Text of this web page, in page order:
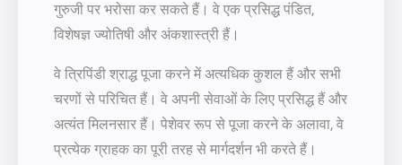
गुरुजी पर भरोसा कर सकते हैं। वे एक प्रसिद्ध पंडित,
विशेषज्ञ ज्योतिषी और अंकशास्त्री हैं।
वे त्रिपिंडी श्राद्ध पूजा करने में अत्यधिक कुशल हैं और सभी
चरणों से परिचित हैं। वे अपनी सेवाओं के लिए प्रसिद्ध हैं और
अत्यंत मिलनसार हैं। पेशेवर रूप से पूजा करने के अलावा, वे
प्रत्येक ग्राहक का पूरी तरह से मार्गदर्शन भी करते हैं।